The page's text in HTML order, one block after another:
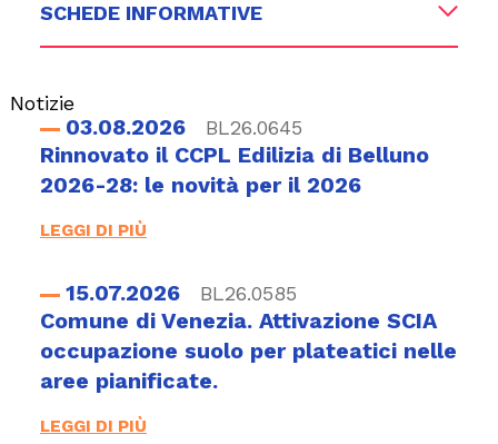
SCHEDE INFORMATIVE
Notizie
03.08.2026 BL26.0645
Rinnovato il CCPL Edilizia di Belluno
2026-28: le novità per il 2026
LEGGI DI PIÙ
15.07.2026 BL26.0585
Comune di Venezia. Attivazione SCIA
occupazione suolo per plateatici nelle
aree pianificate.
LEGGI DI PIÙ